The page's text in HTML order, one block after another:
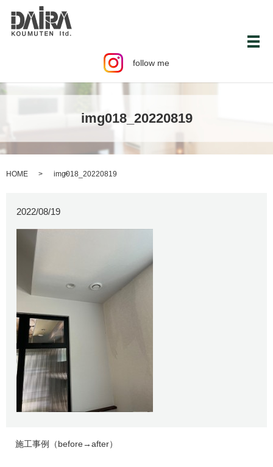
follow me
メ
img018_20220819
HOME img018_20220819
2022/08/19
施工事例（before→after）